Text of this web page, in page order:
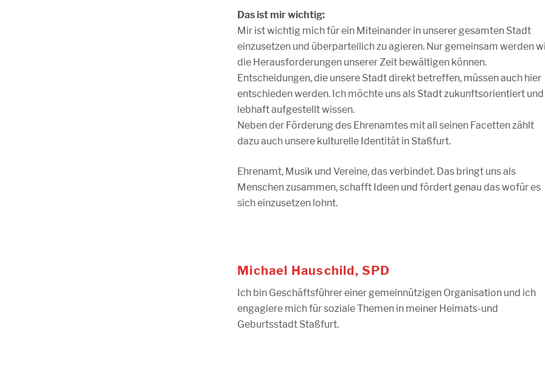
Das ist mir wichtig:
Mir ist wichtig mich für ein Miteinander in unserer gesamten Stadt
einzusetzen und überparteilich zu agieren. Nur gemeinsam werden
die Herausforderungen unserer Zeit bewältigen können.
Entscheidungen, die unsere Stadt direkt betreffen, müssen auch hier
entschieden werden. Ich möchte uns als Stadt zukunftsorientiert und
lebhaft aufgestellt wissen.
Neben der Förderung des Ehrenamtes mit all seinen Facetten zählt
dazu auch unsere kulturelle Identität in Staßfurt.
Ehrenamt, Musik und Vereine, das verbindet. Das bringt uns als
Menschen zusammen, schafft Ideen und fördert genau das wofür es
sich einzusetzen lohnt.
Michael Hauschild, SPD
Ich bin Geschäftsführer einer gemeinnützigen Organisation und ich
engagiere mich für soziale Themen in meiner Heimats-und
Geburtsstadt Staßfurt.